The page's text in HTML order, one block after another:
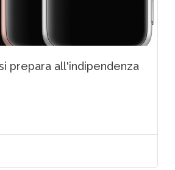
prepara all'indipendenza